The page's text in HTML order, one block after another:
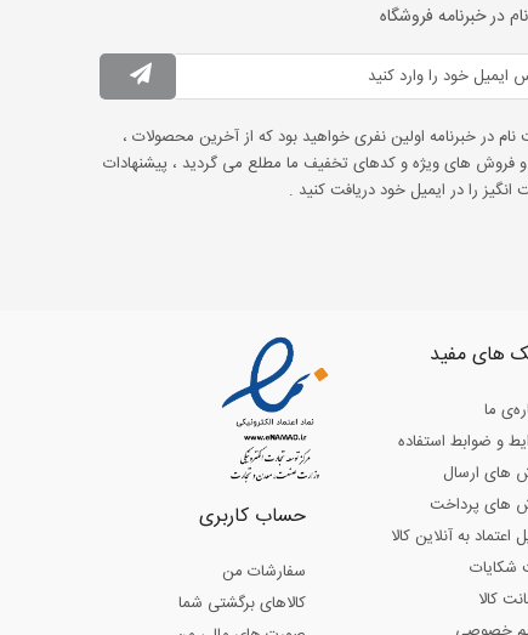
در خبرنامه فروشگاه
نام در خبرنامه اولین نفری خواهید بود که از آخرین محصولات ،
و فروش های ویژه و کدهای تخفیف ما مطلع می گردید ، پیشنهادات
را در ایمیل خود دریافت کنید .
های مفید
ما
و ضوابط استفاده
های ارسال
های پرداخت
اعتماد به آنلاین کالا
شکایات
کالا
حساب کاربری
سفارشات من
کالاهای برگشتی شما